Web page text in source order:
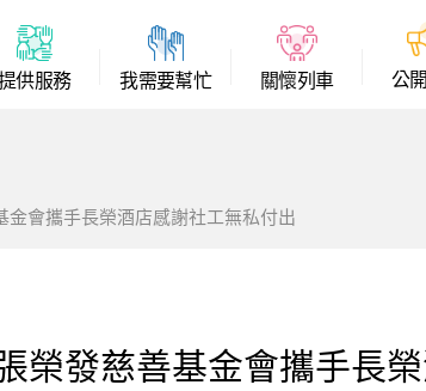
供服務 我需要幫忙 關懷列車 公
會攜手長榮酒店感謝社工無私付出
榮發慈善基金會攜手長